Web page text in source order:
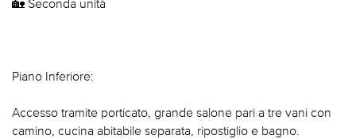
🏡 Seconda unità
Piano Inferiore:
Accesso tramite porticato, grande salone pari a tre vani con
camino, cucina abitabile separata, ripostiglio e bagno.